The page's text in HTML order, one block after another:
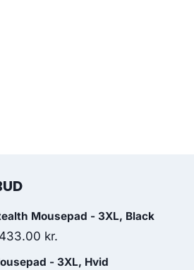
Mousepad - 3XL, Black
Original
433.00 kr.
price
- 3XL, Hvid